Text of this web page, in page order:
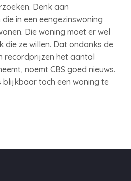
Denk aan
in een eengezinswoning
Die woning moet er wel
die ze willen. Dat ondanks de
recordprijzen het aantal
noemt CBS goed nieuws.
blijkbaar toch een woning te